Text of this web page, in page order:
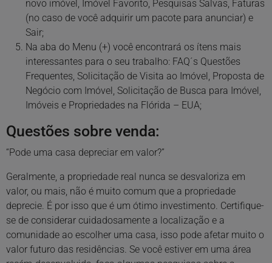
novo imóvel, Imóvel Favorito, Pesquisas Salvas, Faturas
(no caso de você adquirir um pacote para anunciar) e
Sair;
Na aba do Menu (+) você encontrará os ítens mais
interessantes para o seu trabalho: FAQ´s Questões
Frequentes, Solicitação de Visita ao Imóvel, Proposta de
Negócio com Imóvel, Solicitação de Busca para Imóvel,
Imóveis e Propriedades na Flórida – EUA;
Questões sobre venda:
“Pode uma casa depreciar em valor?”
Geralmente, a propriedade real nunca se desvaloriza em
valor, ou mais, não é muito comum que a propriedade
deprecie. É por isso que é um ótimo investimento. Certifique-
se de considerar cuidadosamente a localização e a
comunidade ao escolher uma casa, isso pode afetar muito o
valor futuro das residências. Se você estiver em uma área